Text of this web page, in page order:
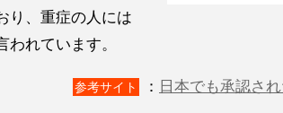
り、重症の人には
れています。
参考サイト ： 日本でも承認さ